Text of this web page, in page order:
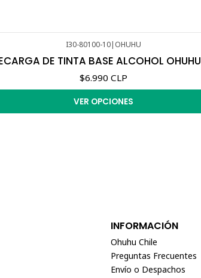
I30-80100-10| OHUHU
DE TINTA BASE ALCOHOL
$6.990 CLP
VER OPCIONES
INFORMACIÓN
Ohuhu Chile
Preguntas Frecuentes
Envío o Despachos